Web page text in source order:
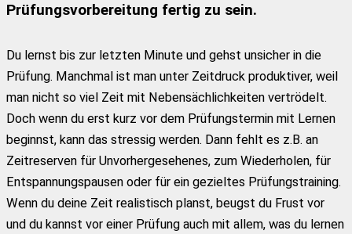
Prüfungsvorbereitung fertig zu sein.
Du lernst bis zur letzten Minute und gehst unsicher in die
Prüfung. Manchmal ist man unter Zeitdruck produktiver, weil
man nicht so viel Zeit mit Nebensächlichkeiten vertrödelt.
Doch wenn du erst kurz vor dem Prüfungstermin mit Lernen
beginnst, kann das stressig werden. Dann fehlt es z.B. an
Zeitreserven für Unvorhergesehenes, zum Wiederholen, für
Entspannungspausen oder für ein gezieltes Prüfungstraining.
Wenn du deine Zeit realistisch planst, beugst du Frust vor
und du kannst vor einer Prüfung auch mit allem, was du lernen